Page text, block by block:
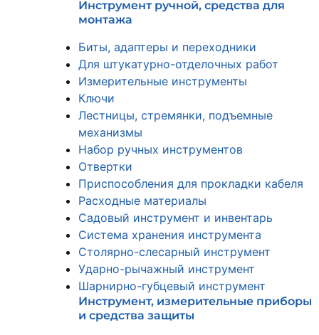
Инструмент ручной, средства для
монтажа
Биты, адаптеры и переходники
Для штукатурно-отделочных работ
Измерительные инструменты
Ключи
Лестницы, стремянки, подъемные
механизмы
Набор ручных инструментов
Отвертки
Приспособления для прокладки кабеля
Расходные материалы
Садовый инструмент и инвентарь
Система хранения инструмента
Столярно-слесарный инструмент
Ударно-рычажный инструмент
Шарнирно-губцевый инструмент
Инструмент, измерительные приборы
и средства защиты